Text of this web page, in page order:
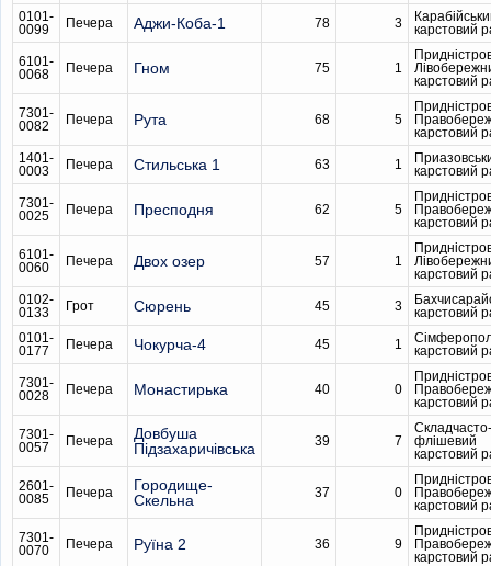
0101-
0099
Печера Аджи-Коба-1 78 3
карстовий
6101-
0068
Печера Гном 75 1
карстовий
7301-
0082
Печера Рута 68 5
карстовий
1401-
0003
Печера Стильська 1 63 1
карстовий
7301-
0025
Печера Пресподня 62 5
карстовий
6101-
0060
Печера Двох озер 57 1
карстовий
0102-
0133
Грот Сюрень 45 3
карстовий
0101-
0177
Печера Чокурча-4 45 1
карстовий
7301-
0028
Печера Монастирька 40 0
карстовий
7301-
0057
Печера
Довбуша
Підзахаричівська
39 7
Складчасто-
флішевий
карстовий
2601-
0085
Печера
Городище-
Скельна
37 0
карстовий
7301-
0070
Печера Руїна 2 36 9
карстовий